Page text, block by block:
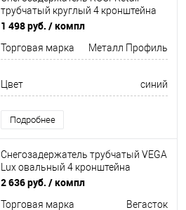
трубчатый круглый 4 кронштейна
Оцинков+порошковый окрас
1 498 руб. / компл
Торговая марка Металл Профиль
Цвет синий
Подробнее
Снегозадержатель трубчатый VEGA
Lux овальный 4 кронштейна
Оцинков+порошковый окрас
2 636 руб. / компл
Торговая марка Вегасток